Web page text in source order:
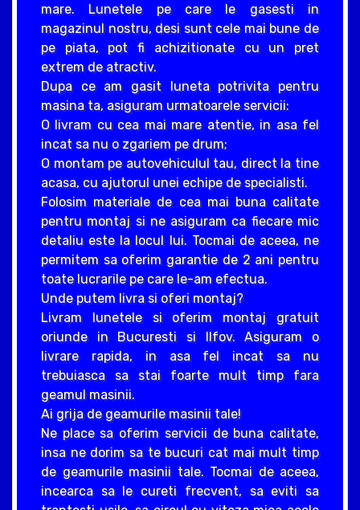
mare. Lunetele pe care le gasesti in
magazinul nostru, desi sunt cele mai bune de
pe piata, pot fi achizitionate cu un pret
extrem de atractiv.
Dupa ce am gasit luneta potrivita pentru
masina ta, asiguram urmatoarele servicii:
O livram cu cea mai mare atentie, in asa fel
incat sa nu o zgariem pe drum;
O montam pe autovehiculul tau, direct la tine
acasa, cu ajutorul unei echipe de specialisti.
Folosim materiale de cea mai buna calitate
pentru montaj si ne asiguram ca fiecare mic
detaliu este la locul lui. Tocmai de aceea, ne
permitem sa oferim garantie de 2 ani pentru
toate lucrarile pe care le-am efectua.
Unde putem livra si oferi montaj?
Livram lunetele si oferim montaj gratuit
oriunde in Bucuresti si Ilfov. Asiguram o
livrare rapida, in asa fel incat sa nu
trebuiasca sa stai foarte mult timp fara
geamul masinii.
Ai grija de geamurile masinii tale!
Ne place sa oferim servicii de buna calitate,
insa ne dorim sa te bucuri cat mai mult timp
de geamurile masinii tale. Tocmai de aceea,
incearca sa le cureti frecvent, sa eviti sa